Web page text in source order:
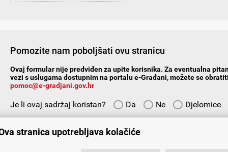
Pomozite nam poboljšati ovu stranicu
Ovaj formular nije predviđen za upite korisnika. Za eventualna
vezi s uslugama dostupnim na portalu e-Građani, možete se
pomoc@e-gradjani.gov.hr
Je li ovaj sadržaj koristan? Da Ne
Djelomice
stranica upotrebljava kolačiće